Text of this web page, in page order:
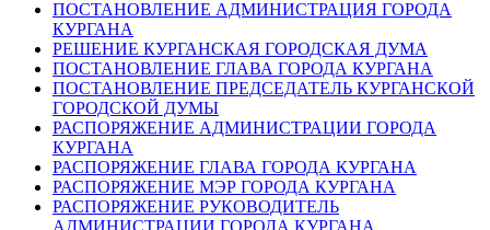
ПОСТАНОВЛЕНИЕ АДМИНИСТРАЦИЯ ГОРОДА
КУРГАНА
РЕШЕНИЕ КУРГАНСКАЯ ГОРОДСКАЯ ДУМА
ПОСТАНОВЛЕНИЕ ГЛАВА ГОРОДА КУРГАНА
ПОСТАНОВЛЕНИЕ ПРЕДСЕДАТЕЛЬ КУРГАНСКОЙ
ГОРОДСКОЙ ДУМЫ
РАСПОРЯЖЕНИЕ АДМИНИСТРАЦИИ ГОРОДА
КУРГАНА
РАСПОРЯЖЕНИЕ ГЛАВА ГОРОДА КУРГАНА
РАСПОРЯЖЕНИЕ МЭР ГОРОДА КУРГАНА
РАСПОРЯЖЕНИЕ РУКОВОДИТЕЛЬ
АДМИНИСТРАЦИИ ГОРОДА КУРГАНА